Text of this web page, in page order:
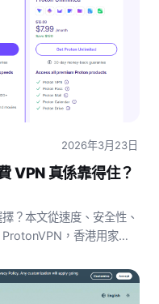
2026年3月23日
VPN 真係靠得住？
？本文從速度、安全性、
，香港用家完